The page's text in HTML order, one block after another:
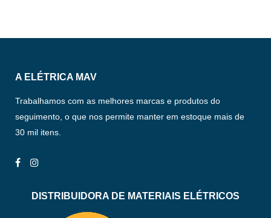
A ELÉTRICA MAV
Trabalhamos com as melhores marcas e produtos do
seguimento, o que nos permite manter em estoque mais de
30 mil itens.
DISTRIBUIDORA DE MATERIAIS ELÉTRICOS